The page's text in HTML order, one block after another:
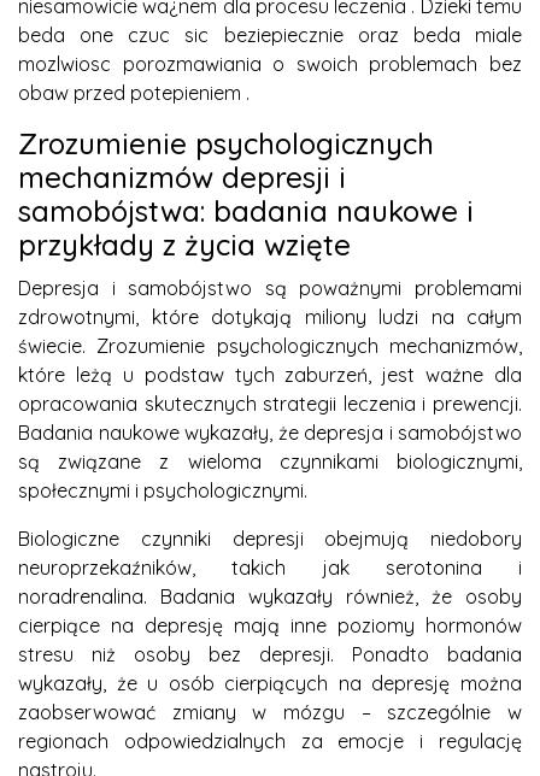
niesamowicie wa¿nem dla procesu leczenia . Dzieki temu
beda one czuc sic beziepiecznie oraz beda miale
mozlwiosc porozmawiania o swoich problemach bez
obaw przed potepieniem .
Zrozumienie psychologicznych
mechanizmów depresji i
samobójstwa: badania naukowe i
przykłady z życia wzięte
Depresja i samobójstwo są poważnymi problemami
zdrowotnymi, które dotykają miliony ludzi na całym
świecie. Zrozumienie psychologicznych mechanizmów,
które leżą u podstaw tych zaburzeń, jest ważne dla
opracowania skutecznych strategii leczenia i prewencji.
Badania naukowe wykazały, że depresja i samobójstwo
są związane z wieloma czynnikami biologicznymi,
społecznymi i psychologicznymi.
Biologiczne czynniki depresji obejmują niedobory
neuroprzekaźników, takich jak serotonina i
noradrenalina. Badania wykazały również, że osoby
cierpiące na depresję mają inne poziomy hormonów
stresu niż osoby bez depresji. Ponadto badania
wykazały, że u osób cierpiących na depresję można
zaobserwować zmiany w mózgu – szczególnie w
regionach odpowiedzialnych za emocje i regulację
nastroju.